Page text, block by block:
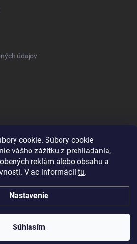
cookie. Súbory cookie
vášho zážitku z prehliadania,
reklám alebo obsahu a
Viac informácií tu.
Nastavenie
Súhlasím
údajov
Profitent.sk . Všetky práva vyhradené.